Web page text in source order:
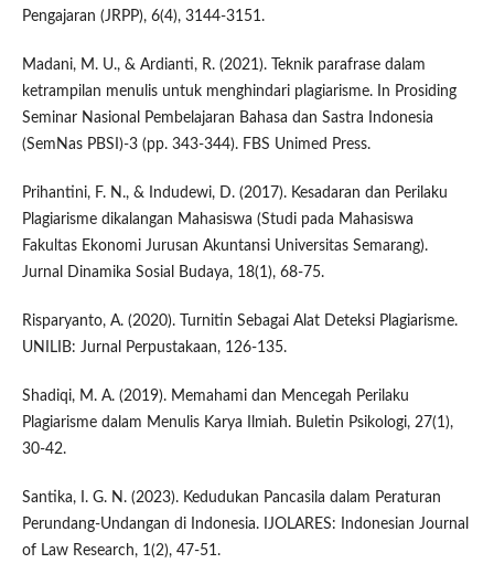
Pengajaran (JRPP), 6(4), 3144-3151.
Madani, M. U., & Ardianti, R. (2021). Teknik parafrase dalam
ketrampilan menulis untuk menghindari plagiarisme. In Prosiding
Seminar Nasional Pembelajaran Bahasa dan Sastra Indonesia
(SemNas PBSI)-3 (pp. 343-344). FBS Unimed Press.
Prihantini, F. N., & Indudewi, D. (2017). Kesadaran dan Perilaku
Plagiarisme dikalangan Mahasiswa (Studi pada Mahasiswa
Fakultas Ekonomi Jurusan Akuntansi Universitas Semarang).
Jurnal Dinamika Sosial Budaya, 18(1), 68-75.
Risparyanto, A. (2020). Turnitin Sebagai Alat Deteksi Plagiarisme.
UNILIB: Jurnal Perpustakaan, 126-135.
Shadiqi, M. A. (2019). Memahami dan Mencegah Perilaku
Plagiarisme dalam Menulis Karya Ilmiah. Buletin Psikologi, 27(1),
30-42.
Santika, I. G. N. (2023). Kedudukan Pancasila dalam Peraturan
Perundang-Undangan di Indonesia. IJOLARES: Indonesian Journal
of Law Research, 1(2), 47-51.